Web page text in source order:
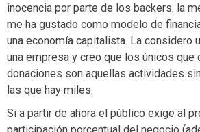
inocencia por parte de los backers: la
me ha gustado como modelo de
una economía capitalista. La considero
una empresa y creo que los únicos que
donaciones son aquellas actividades
las que hay miles.
Si a partir de ahora el público exige al